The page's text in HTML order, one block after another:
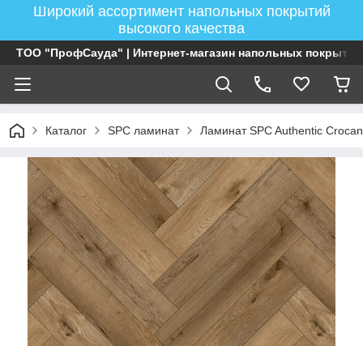
Широкий ассортимент напольных покрытий
высокого качества
ТОО "ПрофСауда" | Интернет-магазин напольных покрытий
Каталог SPC ламинат Ламинат SPC Authentic